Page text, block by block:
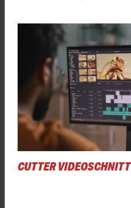
CUTTER VIDEOSCHNITT